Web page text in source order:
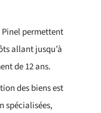
Pinel permettent
allant jusqu’à
de 12 ans.
des biens est
spécialisées,